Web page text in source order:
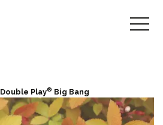
Double Play® Big Bang